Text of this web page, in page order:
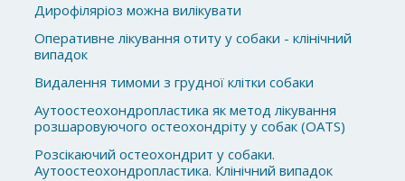
Дирофіляріоз можна вилікувати
Оперативне лікування отиту у собаки - клінічний
випадок
Видалення тимоми з грудної клітки собаки
Аутоостеохондропластика як метод лікування
розшаровуючого остеохондріту у собак (OATS)
Розсікаючий остеохондрит у собаки.
Аутоостеохондропластика. Клінічний випадок